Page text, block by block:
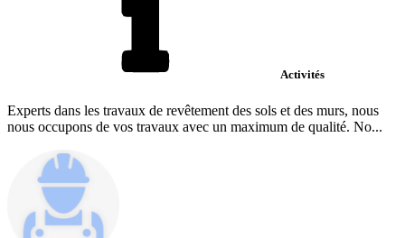
Activités
Experts dans les travaux de revêtement des sols et des murs, nous
nous occupons de vos travaux avec un maximum de qualité. No...